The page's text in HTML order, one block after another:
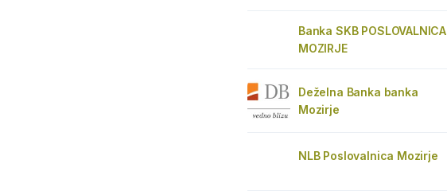
Banka SKB POSLOVALNICA
MOZIRJE
Deželna Banka banka
Mozirje
NLB Poslovalnica Mozirje